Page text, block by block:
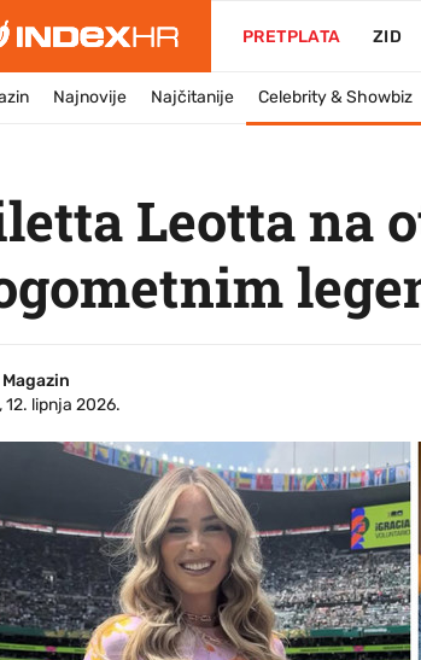
PRETPLATA ZID
Najnovije Najčitanije Celebrity & Showbiz
Leotta na
12. lipnja 2026.